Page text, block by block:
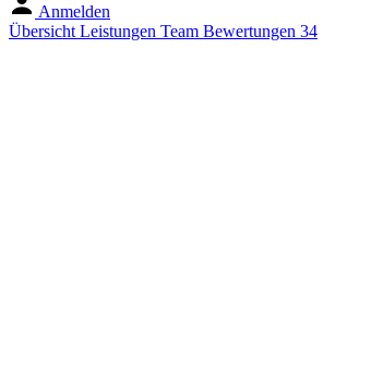
Anmelden
Übersicht Leistungen Team Bewertungen 34